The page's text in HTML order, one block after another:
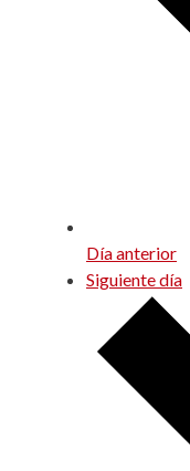
Día anterior
Siguiente día